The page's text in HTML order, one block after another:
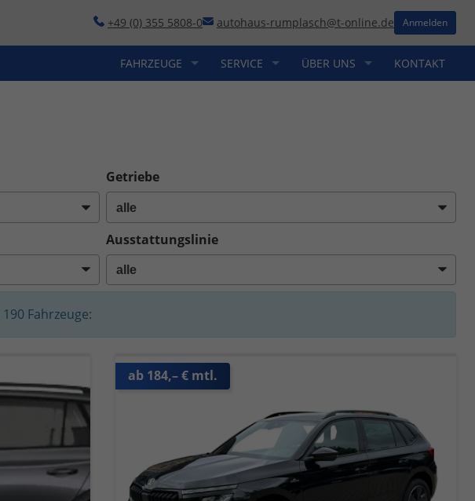
+49 (0) 355 5808-0 autohaus-rumplasch@t-online.de Anmelden
FAHRZEUGE SERVICE ÜBER UNS KONTAKT
Getriebe
Ausstattungslinie
190 Fahrzeuge:
ab 184,– € mtl.